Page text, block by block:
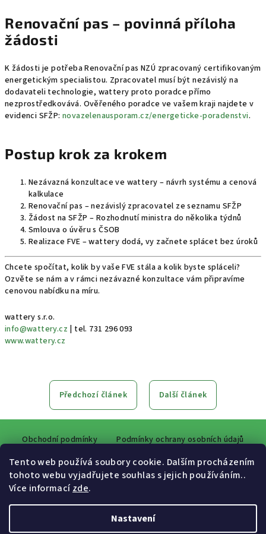
Tento web používá soubory cookie. Dalším procházením
tohoto webu vyjadřujete souhlas s jejich používáním..
Více informacízde.
Nastavení
Renovační pas – povinná příloha
žádosti
K žádosti je potřeba Renovační pas NZÚ zpracovaný certifikovaným
energetickým specialistou. Zpracovatel musí být nezávislý na
dodavateli technologie, wattery proto poradce přímo
nezprostředkovává. Ověřeného poradce ve vašem kraji najdete v
evidenci SFŽP:novazelenausporam.cz/energeticke-poradenstvi.
Postup krok za krokem
Nezávazná konzultace ve wattery – návrh systému a cenová
kalkulace
Renovační pas – nezávislý zpracovatel ze seznamu SFŽP
Žádost na SFŽP – Rozhodnutí ministra do několika týdnů
Smlouva o úvěru s ČSOB
Realizace FVE – wattery dodá, vy začnete splácet bez úroků
Chcete spočítat, kolik by vaše FVE stála a kolik byste spláceli?
Ozvěte se nám a v rámci nezávazné konzultace vám připravíme
cenovou nabídku na míru.
wattery s.r.o.
info@wattery.cz | tel. 731 296 093
www.wattery.cz
Předchozí článek Další článek
á
Obchodní podmínky Podmínky ochrany osobních údajů
Facebook